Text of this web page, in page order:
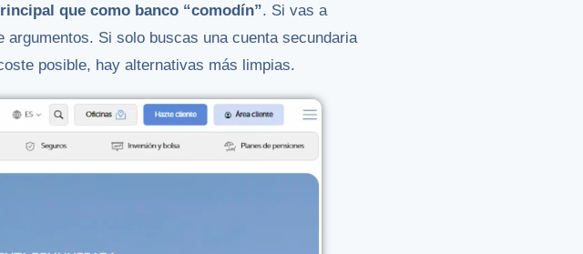
que como banco “comodín”. Si vas a
Si solo buscas una cuenta secundaria
posible, hay alternativas más limpias.